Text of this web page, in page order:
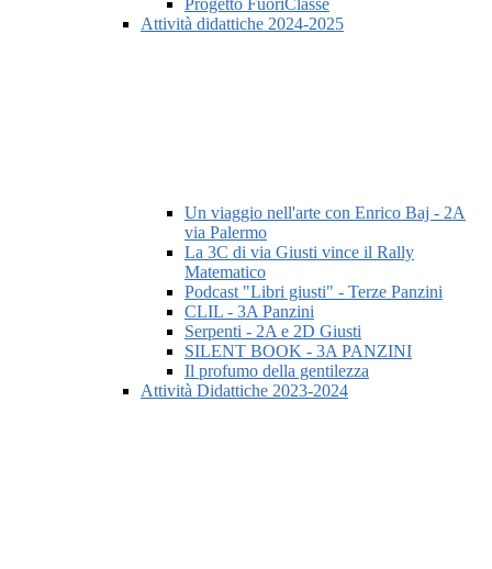
Progetto FuoriClasse
Attività didattiche 2024-2025
Un viaggio nell'arte con Enrico Baj - 2A
via Palermo
La 3C di via Giusti vince il Rally
Matematico
Podcast "Libri giusti" - Terze Panzini
CLIL - 3A Panzini
Serpenti - 2A e 2D Giusti
SILENT BOOK - 3A PANZINI
Il profumo della gentilezza
Attività Didattiche 2023-2024